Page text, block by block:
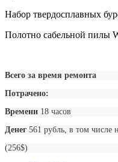
Набор твердосплавных
Полотно сабельной пилы
Всего за время ремонта
Потрачено:
Времени 18 часов
Денег 561 рубль, в том числе
(256$)